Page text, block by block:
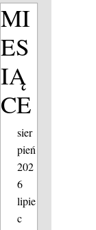
MI
ES
IĄ
CE
sier
pień
202
6
lipie
c